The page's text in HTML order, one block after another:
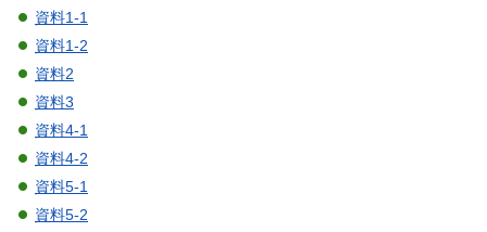
資料1-1
資料1-2
資料2
資料3
資料4-1
資料4-2
資料5-1
資料5-2